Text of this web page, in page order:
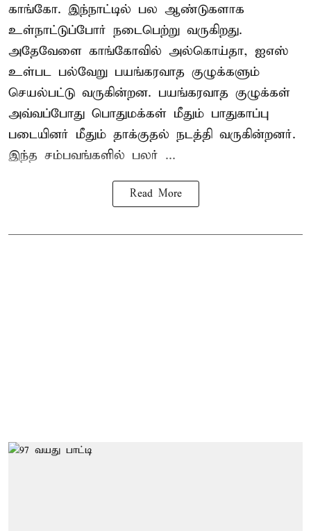
காங்கோ. இந்நாட்டில் பல ஆண்டுகளாக
உள்நாட்டுப்போர் நடைபெற்று வருகிறது.
அதேவேளை காங்கோவில் அல்கொய்தா, ஐஎஸ்
உள்பட பல்வேறு பயங்கரவாத குழுக்களும்
செயல்பட்டு வருகின்றன. பயங்கரவாத குழுக்கள்
அவ்வப்போது பொதுமக்கள் மீதும் பாதுகாப்பு
படையினர் மீதும் தாக்குதல் நடத்தி வருகின்றனர்.
இந்த சம்பவங்களில் பலர் ...
Read More